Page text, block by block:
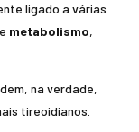
ligado a várias
metabolismo,
na verdade,
tireoidianos.